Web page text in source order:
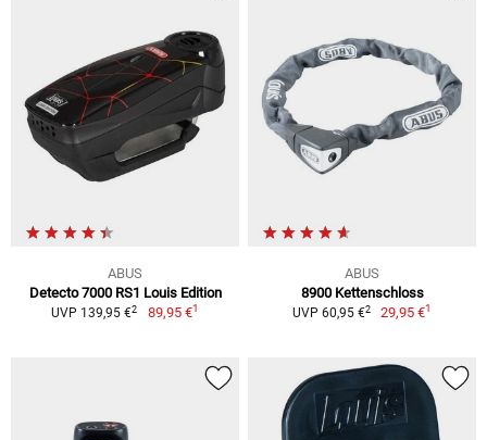
ABUS
Detecto 7000 RS1 Louis Edition
UVP 139,95 €2 89,95 €1
ABUS
8900 Kettenschloss
UVP 60,95 €2 29,95 €1